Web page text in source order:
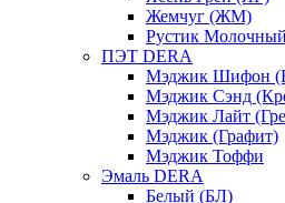
Жемчуг (ЖМ)
Рустик
ПЭТ DERA
Мэджик Шифон
Мэджик Сэнд
Мэджик Лайт
Мэджик (Графит)
Мэджик Тоффи
Эмаль DERA
Белый (БЛ)